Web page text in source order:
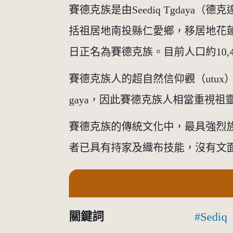
賽德克族是由Seediq Tgdaya（德
括祖居地南投縣仁愛鄉，移居地花
日正名為賽德克族。目前人口約
賽德克族人的超自然信仰觀（utux
gaya，因此賽德克族人相當重視祖
賽德克族的傳統文化中，最具強烈
者已具有持家及織布技能，沒有文
關鍵詞 Sediq